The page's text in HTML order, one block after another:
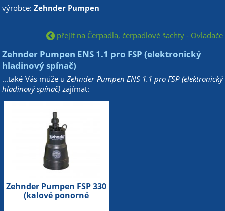
výrobce:Zehnder Pumpen
přejít na Čerpadla, čerpadlové šachty - Ovladače
Zehnder Pumpen ENS 1.1 pro FSP (elektronický
hladinový spínač)
...také Vás může uZehnder Pumpen ENS 1.1 pro FSP (elektronický
hladinový spínač) zajímat:
Zehnder Pumpen FSP 330
(kalové ponorné